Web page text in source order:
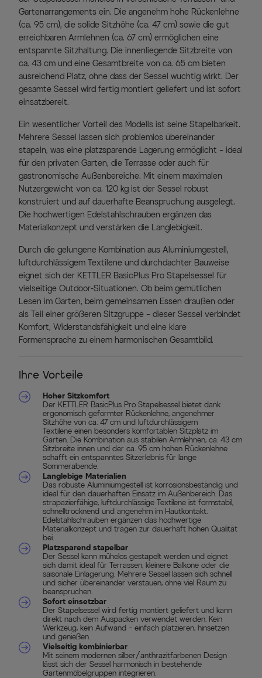
Gartenarrangements ein. Die angenehm hohe Rückenlehne
(ca. 95 cm), die solide Sitzhöhe (ca. 47 cm) sowie die gut
erreichbaren Armlehnen (ca. 67 cm) ermöglichen eine
entspannte Sitzhaltung. Die innenliegende Sitzbreite von
ca. 43 cm und eine Gesamtbreite von ca. 65 cm bieten
ausreichend Platz, ohne dass der Sessel wuchtig wirkt. Der
gesamte Sessel wird fertig montiert geliefert und ist sofort
einsatzbereit.
Ein wesentlicher Vorteil des Modells ist seine Stapelbarkeit.
Mehrere Sessel lassen sich problemlos übereinander
stapeln, was eine platzsparende Lagerung ermöglicht – ideal
für den privaten Garten, die Terrasse oder auch für
gastronomische Außenbereiche. Mit einem maximalen
Nutzergewicht von ca. 120 kg ist der Sessel robust
konstruiert und auf dauerhafte Beanspruchung ausgelegt.
Die hochwertigen Edelstahlschrauben ergänzen das
Materialkonzept und verstärken die Langlebigkeit.
Durch die gelungene Kombination aus Aluminiumgestell,
luftdurchlässigem Textilene und durchdachter Bauweise
eignet sich der KETTLER BasicPlus Pro Stapelsessel für
vielseitige Outdoor-Situationen. Ob beim gemütlichen
Lesen im Garten, beim gemeinsamen Essen draußen oder
als Teil einer größeren Sitzgruppe – dieser Sessel verbindet
Komfort, Widerstandsfähigkeit und eine klare
Formensprache zu einem harmonischen Gesamtbild.
Ihre Vorteile
Hoher Sitzkomfort
Der KETTLER BasicPlus Pro Stapelsessel bietet dank
ergonomisch geformter Rückenlehne, angenehmer
Sitzhöhe von ca. 47 cm und luftdurchlässigem
Textilene einen besonders komfortablen Sitzplatz im
Garten. Die Kombination aus stabilen Armlehnen, ca. 43 cm
Sitzbreite innen und der ca. 95 cm hohen Rückenlehne
schafft ein entspanntes Sitzerlebnis für lange
Sommerabende.
Langlebige Materialien
Das robuste Aluminiumgestell ist korrosionsbeständig und
ideal für den dauerhaften Einsatz im Außenbereich. Das
strapazierfähige, luftdurchlässige Textilene ist formstabil,
schnelltrocknend und angenehm im Hautkontakt.
Edelstahlschrauben ergänzen das hochwertige
Materialkonzept und tragen zur dauerhaft hohen Qualität
bei.
Platzsparend stapelbar
Der Sessel kann mühelos gestapelt werden und eignet
sich damit ideal für Terrassen, kleinere Balkone oder die
saisonale Einlagerung. Mehrere Sessel lassen sich schnell
und sicher übereinander verstauen, ohne viel Raum zu
beanspruchen.
Sofort einsetzbar
Der Stapelsessel wird fertig montiert geliefert und kann
direkt nach dem Auspacken verwendet werden. Kein
Werkzeug, kein Aufwand – einfach platzieren, hinsetzen
und genießen.
Vielseitig kombinierbar
Mit seinem modernen silber/anthrazitfarbenen Design
lässt sich der Sessel harmonisch in bestehende
Gartenmöbelgruppen integrieren.